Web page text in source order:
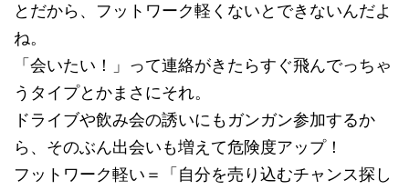
とだから、フットワーク軽くないとできないんだよ
ね。
「会いたい！」って連絡がきたらすぐ飛んでっちゃ
うタイプとかまさにそれ。
ドライブや飲み会の誘いにもガンガン参加するか
ら、そのぶん出会いも増えて危険度アップ！
フットワーク軽い＝「自分を売り込むチャンス探し